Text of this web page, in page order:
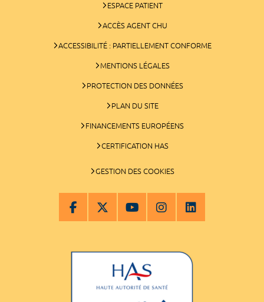
ESPACE PATIENT
ACCÈS AGENT CHU
ACCESSIBILITÉ : PARTIELLEMENT CONFORME
MENTIONS LÉGALES
PROTECTION DES DONNÉES
PLAN DU SITE
FINANCEMENTS EUROPÉENS
CERTIFICATION HAS
GESTION DES COOKIES